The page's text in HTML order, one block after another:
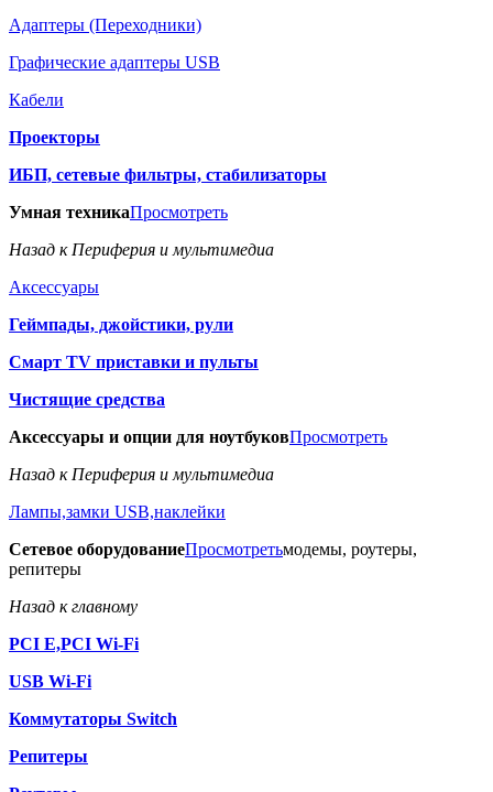
Адаптеры (Переходники)
Графические адаптеры USB
Кабели
Проекторы
ИБП, сетевые фильтры, стабилизаторы
Умная техникаПросмотреть
Назад к Периферия и мультимедиа
Аксессуары
Геймпады, джойстики, рули
Смарт TV приставки и пульты
Чистящие средства
Аксессуары и опции для ноутбуковПросмотреть
Назад к Периферия и мультимедиа
Лампы,замки USB,наклейки
Сетевое оборудованиеПросмотретьмодемы, роутеры,
репитеры
Назад к главному
PCI E,PCI Wi-Fi
USB Wi-Fi
Коммутаторы Switch
Репитеры